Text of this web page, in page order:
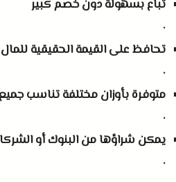
تُباع بسهولة دون خصم كبير
.
تحافظ على القيمة الحقيقية للمال
.
متوفرة بأوزان مختلفة تناسب جميع
.
يمكن شراؤها من البنوك أو
.